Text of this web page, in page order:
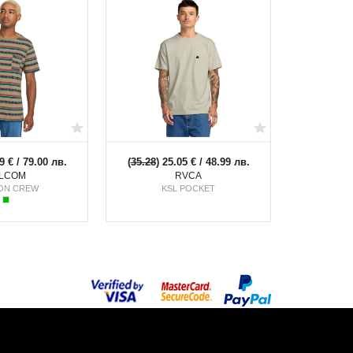
€ / 79.00 лв.
CREW
(35.28) 25.05 € / 48.99 лв.
RVCA
KSL POCKET